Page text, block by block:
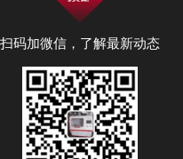
扫码加微信，了解最新动态